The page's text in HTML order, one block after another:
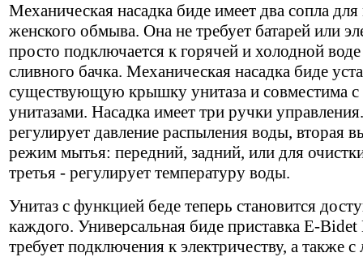
Механическая насадка биде имеет два сопла
женского обмыва. Она не требует батарей или
просто подключается к горячей и холодной
сливного бачка. Механическая насадка биде
существующую крышку унитаза и совместима
унитазами. Насадка имеет три ручки
регулирует давление распыления воды, вторая
режим мытья: передний, задний, или для
третья - регулирует температуру воды.
Унитаз с функцией беде теперь становится
каждого. Универсальная биде приставка E-
требует подключения к электричеству, а также с